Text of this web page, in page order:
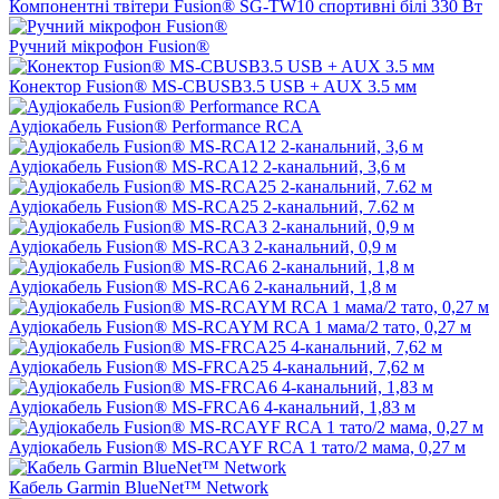
Компонентні твітери Fusion® SG-TW10 спортивні білі 330 Вт
Ручний мікрофон Fusion®
Конектор Fusion® MS-CBUSB3.5 USB + AUX 3.5 мм
Аудіокабель Fusion® Performance RCA
Аудіокабель Fusion® MS-RCA12 2-канальний, 3,6 м
Аудіокабель Fusion® MS-RCA25 2-канальний, 7.62 м
Аудіокабель Fusion® MS-RCA3 2-канальний, 0,9 м
Аудіокабель Fusion® MS-RCA6 2-канальний, 1,8 м
Аудіокабель Fusion® MS-RCAYM RCA 1 мама/2 тато, 0,27 м
Аудіокабель Fusion® MS-FRCA25 4-канальний, 7,62 м
Аудіокабель Fusion® MS-FRCA6 4-канальний, 1,83 м
Аудіокабель Fusion® MS-RCAYF RCA 1 тато/2 мама, 0,27 м
Кабель Garmin BlueNet™ Network